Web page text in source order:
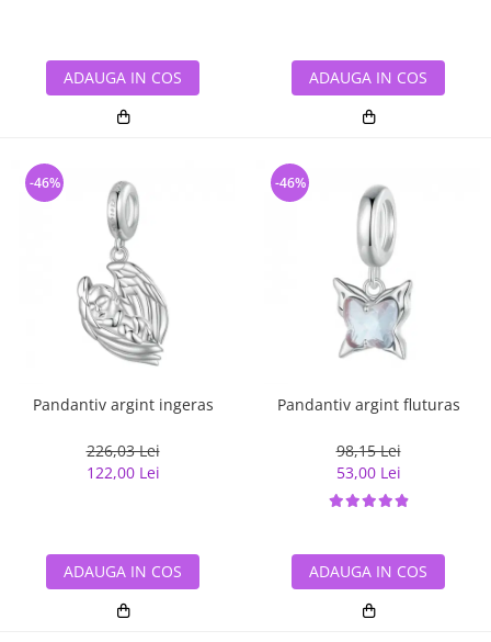
ADAUGA IN COS ADAUGA IN COS
Pandantiv argint ingeras
226,03 Lei
122,00 Lei
-46%
ADAUGA IN COS
Pandantiv argint fluturas
98,15 Lei
53,00 Lei
-46%
ADAUGA IN COS